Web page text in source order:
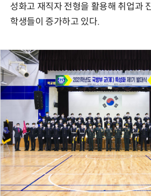
성화고 재직자 전형을 활용해 취업과
학생들이 증가하고 있다.